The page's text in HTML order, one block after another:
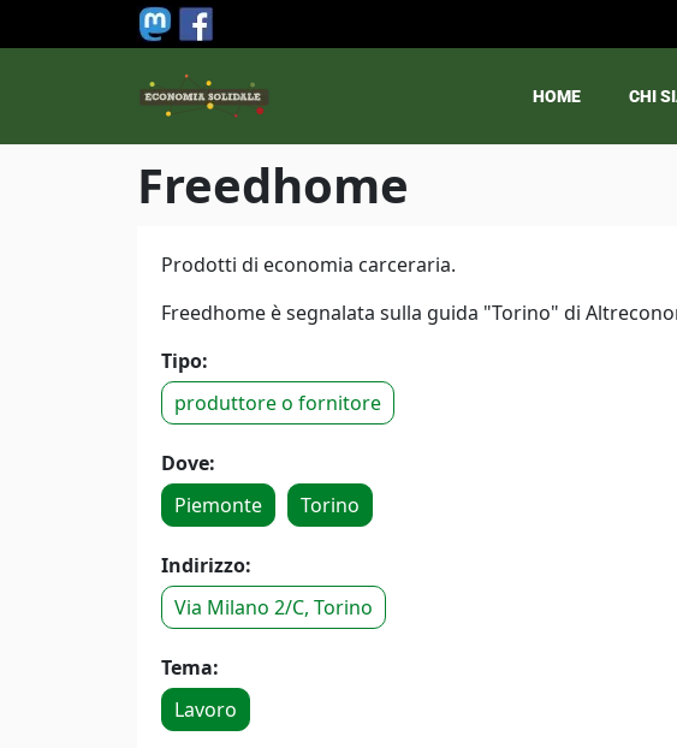
Salta al contenuto principale
Main
HOME CHI
Freedhome
Prodotti di economia carceraria.
Freedhome è segnalata sulla guida "Torino" di
Tipo:
produttore o fornitore
Dove:
Piemonte
Torino
Indirizzo:
Via Milano 2/C, Torino
Tema:
Lavoro